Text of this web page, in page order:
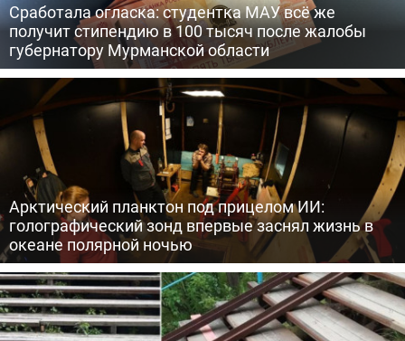
Сработала огласка: студентка МАУ всё же
получит стипендию в 100 тысяч после жалобы
губернатору Мурманской области
Арктический планктон под прицелом ИИ:
голографический зонд впервые заснял жизнь в
океане полярной ночью